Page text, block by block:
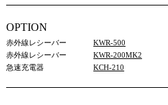
OPTION
赤外線レシーバー
KWR-500
赤外線レシーバー
KWR-200MK2
急速充電器
KCH-210